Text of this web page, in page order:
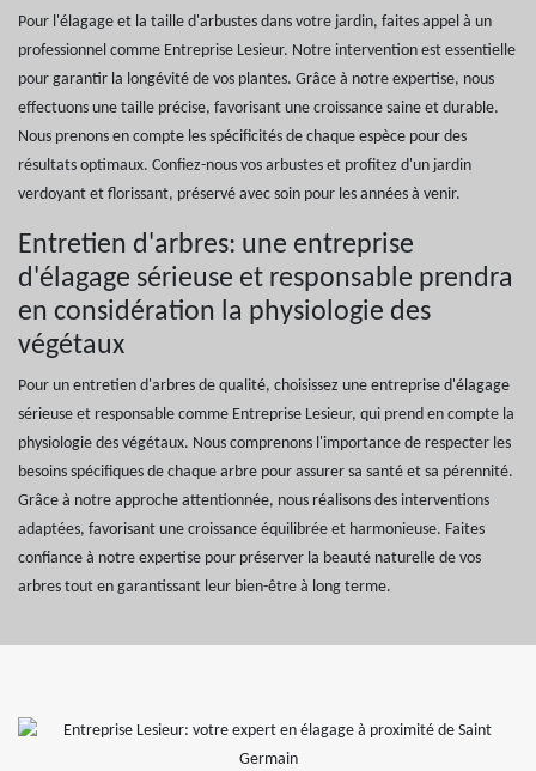
Pour l'élagage et la taille d'arbustes dans votre jardin, faites appel à un
professionnel comme Entreprise Lesieur. Notre intervention est essentielle
pour garantir la longévité de vos plantes. Grâce à notre expertise, nous
effectuons une taille précise, favorisant une croissance saine et durable.
Nous prenons en compte les spécificités de chaque espèce pour des
résultats optimaux. Confiez-nous vos arbustes et profitez d'un jardin
verdoyant et florissant, préservé avec soin pour les années à venir.
Entretien d'arbres: une entreprise
d'élagage sérieuse et responsable prendra
en considération la physiologie des
végétaux
Pour un entretien d'arbres de qualité, choisissez une entreprise d'élagage
sérieuse et responsable comme Entreprise Lesieur, qui prend en compte la
physiologie des végétaux. Nous comprenons l'importance de respecter les
besoins spécifiques de chaque arbre pour assurer sa santé et sa pérennité.
Grâce à notre approche attentionnée, nous réalisons des interventions
adaptées, favorisant une croissance équilibrée et harmonieuse. Faites
confiance à notre expertise pour préserver la beauté naturelle de vos
arbres tout en garantissant leur bien-être à long terme.